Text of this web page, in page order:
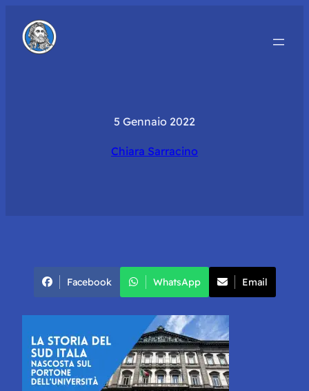
5 Gennaio 2022
Chiara Sarracino
Facebook WhatsApp Email